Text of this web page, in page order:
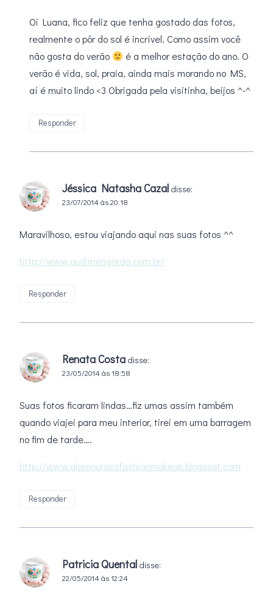
Oi Luana, fico feliz que tenha gostado das fotos,
realmente o pôr do sol é incrível. Como assim você
não gosta do verão
é a melhor estação do ano. O
verão é vida, sol, praia, ainda mais morando no MS,
aí é muito lindo <3 Obrigada pela visitinha, beijos ^-^
Responder
Jéssica Natasha Cazal disse:
23/07/2014 às 20:18
Maravilhoso, estou viajando aqui nas suas fotos ^^
http://www.pudimengorda.com.br/
Responder
Renata Costa disse:
23/05/2014 às 18:58
Suas fotos ficaram lindas…fiz umas assim também
quando viajei para meu interior, tirei em uma barragem
no fim de tarde….
http://www.glamourosafashionmakeup.blogspot.com
Responder
Patricia Quental disse:
22/05/2014 às 12:24